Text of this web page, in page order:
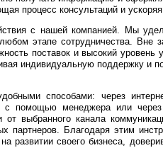
процесс консультаций и
с нашей компанией. Мы
этапе сотрудничества. Вне
поставок и высокий уровень
индивидуальную поддержку и
способами: через
с помощью менеджера или
от выбранного канала
Благодаря этим
развитии своего бизнеса,